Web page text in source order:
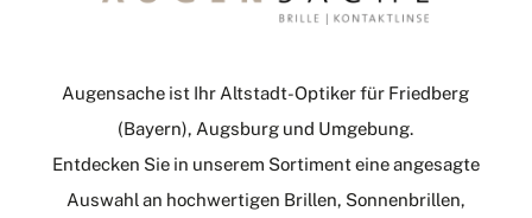
Augensache ist Ihr Altstadt-Optiker für Friedberg
(Bayern), Augsburg und Umgebung.
Entdecken Sie in unserem Sortiment eine angesagte
Auswahl an hochwertigen Brillen, Sonnenbrillen,